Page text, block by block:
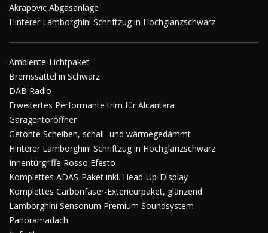
Akrapovic Abgasanlage
Hinterer Lamborghini Schriftzug in Hochglanzschwarz
Ambiente-Lichtpaket
Bremssättel in Schwarz
DAB Radio
Erweitertes Performante trim für Alcantara
Garagentoröffner
Getönte Scheiben, schall- und wärmegedämmt
Hinterer Lamborghini Schriftzug in Hochglanzschwarz
Innentürgriffe Rosso Efesto
Komplettes ADAS-Paket inkl. Head-Up-Display
Komplettes Carbonfaser-Exterieurpaket, glänzend
Lamborghini Sensonum Premium Soundsystem
Panoramadach